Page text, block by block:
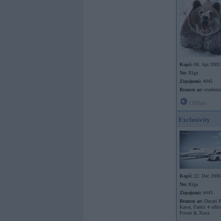
Kopš: 08. Apr 2003
No: Rīga
Ziņojumi: 4945
Braucu ar:
Exclusivity
Kopš: 22. Dec 2006
No: Rīga
Ziņojumi: 4443
Braucu ar: Ducati
Kawa, Fantic 4
Power & Xxxx